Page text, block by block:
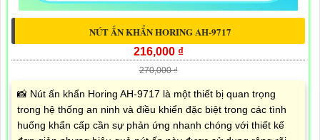
NÚT ẤN KHẨN HORING AH-9717
216,000 ₫
270,000 ₫
📸 Nút ấn khẩn Horing AH-9717 là một thiết bị quan trọng
trong hệ thống an ninh và điều khiển đặc biệt trong các tình
huống khẩn cấp cần sự phản ứng nhanh chóng với thiết kế